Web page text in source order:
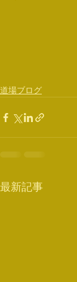
道場ブログ
最新記事